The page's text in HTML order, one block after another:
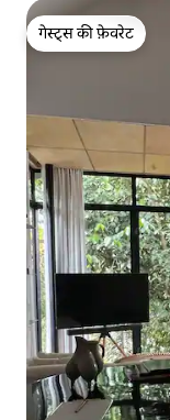
गेस्ट्स की फ़ेवरेट
गेस्ट्स की फ़ेवरेट